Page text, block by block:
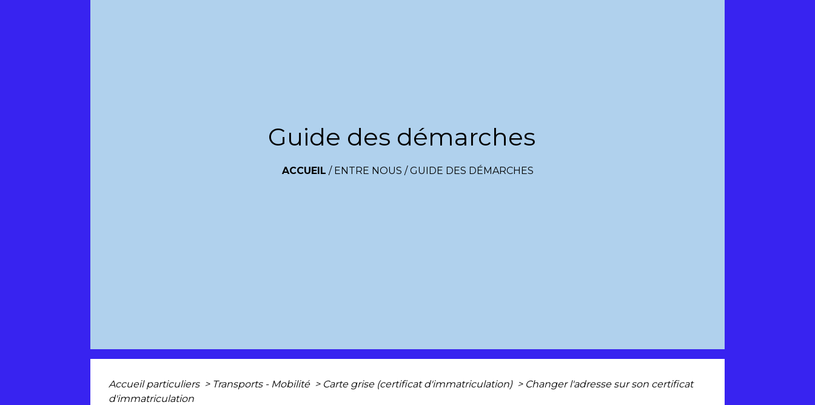
Guide des démarches
ACCUEIL / ENTRE NOUS /GUIDE DES DÉMARCHES
Accueil particuliers > Transports - Mobilité > Carte grise (certificat d'immatriculation) > Changer l'adresse sur son certificat
d'immatriculation